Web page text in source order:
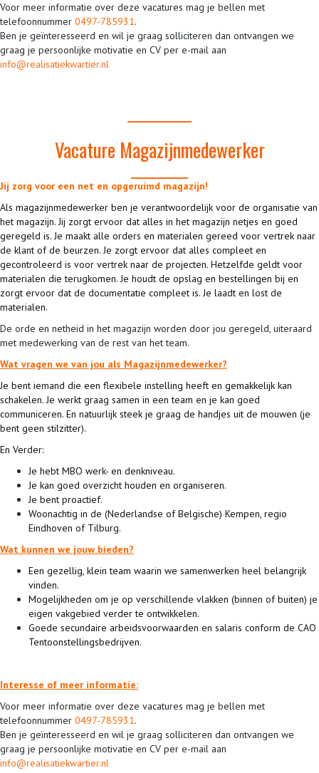
Voor meer informatie over deze vacatures mag je bellen met
telefoonnummer 0497-785931.
Ben je geïnteresseerd en wil je graag solliciteren dan ontvangen we
graag je persoonlijke motivatie en CV per e-mail aan
info@realisatiekwartier.nl
Vacature Magazijnmedewerker
Jij zorg voor een net en opgeruimd magazijn!
Als magazijnmedewerker ben je verantwoordelijk voor de organisatie van
het magazijn. Jij zorgt ervoor dat alles in het magazijn netjes en goed
geregeld is. Je maakt alle orders en materialen gereed voor vertrek naar
de klant of de beurzen. Je zorgt ervoor dat alles compleet en
gecontroleerd is voor vertrek naar de projecten. Hetzelfde geldt voor
materialen die terugkomen. Je houdt de opslag en bestellingen bij en
zorgt ervoor dat de documentatie compleet is. Je laadt en lost de
materialen.
De orde en netheid in het magazijn worden door jou geregeld, uiteraard
met medewerking van de rest van het team.
Wat vragen we van jou als Magazijnmedewerker?
Je bent iemand die een flexibele instelling heeft en gemakkelijk kan
schakelen. Je werkt graag samen in een team en je kan goed
communiceren. En natuurlijk steek je graag de handjes uit de mouwen (je
bent geen stilzitter).
En Verder:
Je hebt MBO werk- en denkniveau.
Je kan goed overzicht houden en organiseren.
Je bent proactief.
Woonachtig in de (Nederlandse of Belgische) Kempen, regio
Eindhoven of Tilburg.
Wat kunnen we jouw bieden?
Een gezellig, klein team waarin we samenwerken heel belangrijk
vinden.
Mogelijkheden om je op verschillende vlakken (binnen of buiten) je
eigen vakgebied verder te ontwikkelen.
Goede secundaire arbeidsvoorwaarden en salaris conform de CAO
Tentoonstellingsbedrijven.
Interesse of meer informatie:
Voor meer informatie over deze vacatures mag je bellen met
telefoonnummer 0497-785931.
Ben je geïnteresseerd en wil je graag solliciteren dan ontvangen we
graag je persoonlijke motivatie en CV per e-mail aan
info@realisatiekwartier.nl